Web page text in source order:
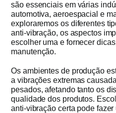
são essenciais em várias
automotiva, aeroespacial e
exploraremos os diferentes
anti-vibração, os aspectos
escolher uma e fornecer
manutenção.
Os ambientes de produção
a vibrações extremas
pesados, afetando tanto os
qualidade dos produtos.
anti-vibração certa pode